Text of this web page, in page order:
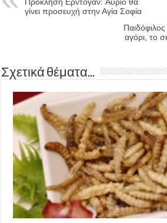
γίνει προσευχή στην Αγία Σοφία
αγόρι, το
Σχετικά θέματα...